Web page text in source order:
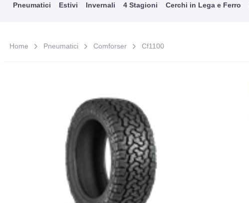
Pneumatici Estivi Invernali 4 Stagioni Cerchi in Lega e Ferro
Home Pneumatici Comforser Cf1100